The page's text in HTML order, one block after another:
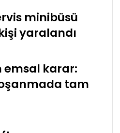
minibüsü
yaralandı
emsal karar:
tam